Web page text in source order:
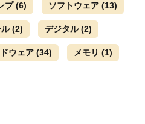
プ(6) ソフトウェア (13)
ル(2) デジタル(2)
ウェア (34) メモリ (1)